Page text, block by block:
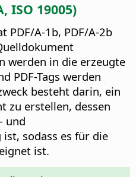
ISO 19005)
PDF/A-1b, PDF/A-2b
werden in die erzeugte
PDF-Tags werden
besteht darin, ein
zu erstellen, dessen
und
sodass es für die
ist.